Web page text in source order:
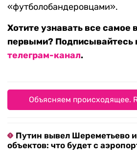
«футболобандеровцами».
Хотите узнавать все самое
первыми? Подписывайтесь
телеграм-канал.
Объясняем происходящее.
Путин вывел Шереметьево
объектов: что будет с